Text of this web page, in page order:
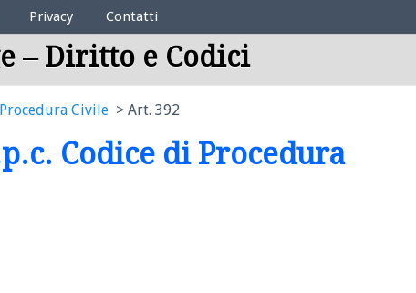
Privacy Contatti
– Diritto e Codici
Civile Art. 392
Codice di Procedura